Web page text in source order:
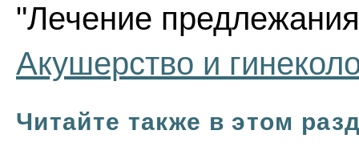
"Лечение
Акушерство и
Читайте также в этом